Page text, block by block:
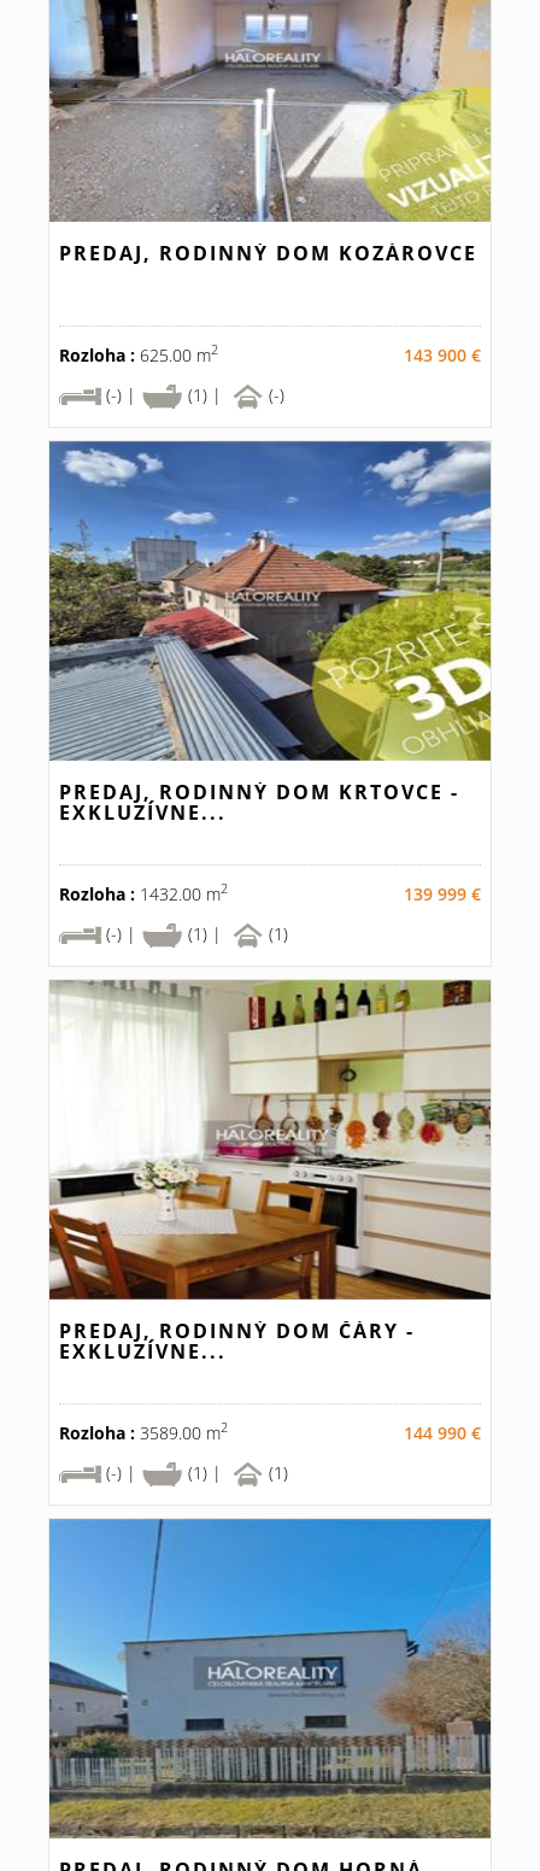
PREDAJ, RODINNÝ DOM KOZÁROVCE
Rozloha : 625.00 m2
143 900 €
(-) |
(1) | (-)
PREDAJ, RODINNÝ DOM KRTOVCE -
EXKLUZÍVNE...
Rozloha : 1432.00 m2
139 999 €
(-) |
(1) | (1)
PREDAJ, RODINNÝ DOM ČÁRY -
EXKLUZÍVNE...
Rozloha : 3589.00 m2
144 990 €
(-) |
(1) | (1)